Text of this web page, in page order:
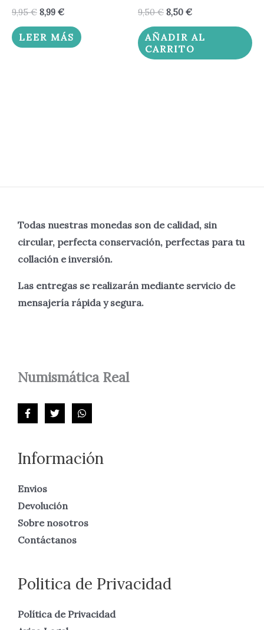
9,95€ 8,99 €
LEER MÁS
9,50€ 8,50 €
AÑADIR AL
CARRITO
Todas nuestras monedas son de calidad, sin
circular, perfecta conservación, perfectas para tu
collación e inversión.
Las entregas se realizarán mediante servicio de
mensajería rápida y segura.
NumismáticaReal
Información
Envios
Devolución
Sobre nosotros
Contáctanos
Politica de Privacidad
Política de Privacidad